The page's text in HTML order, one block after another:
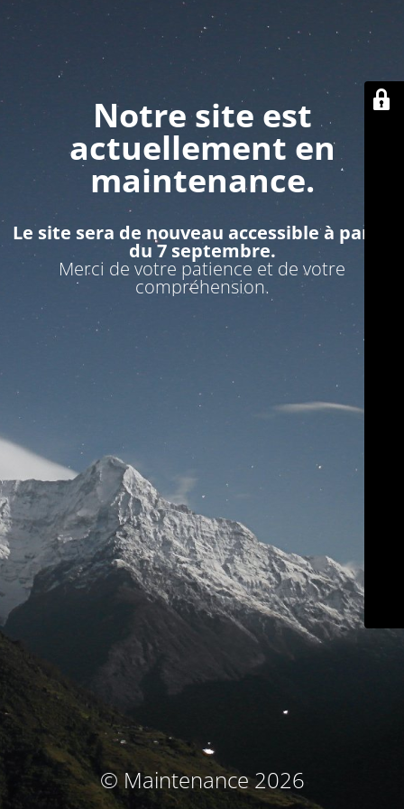
Notre site est
actuellement en
maintenance.
Le site sera de nouveau accessible à partir
du 7 septembre.
Merci de votre patience et de votre
compréhension.
© Maintenance 2026